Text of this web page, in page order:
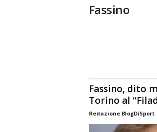
Fassino
Fassino, dito
Torino al
Redazione BlogDiSport